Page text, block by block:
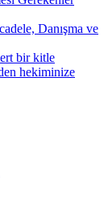
Danışma ve
bir kitle
hekiminize